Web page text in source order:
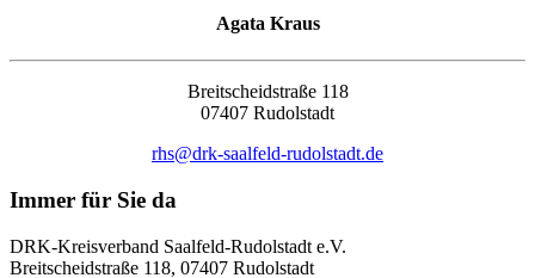
Agata Kraus
Breitscheidstraße 118
07407 Rudolstadt
rhs@drk-saalfeld-rudolstadt.de
Immer für Sie da
DRK-Kreisverband Saalfeld-Rudolstadt e.V.
Breitscheidstraße 118, 07407 Rudolstadt